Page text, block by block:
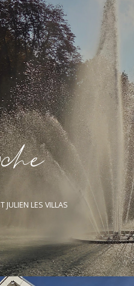
ce
JULIEN LES VILLAS